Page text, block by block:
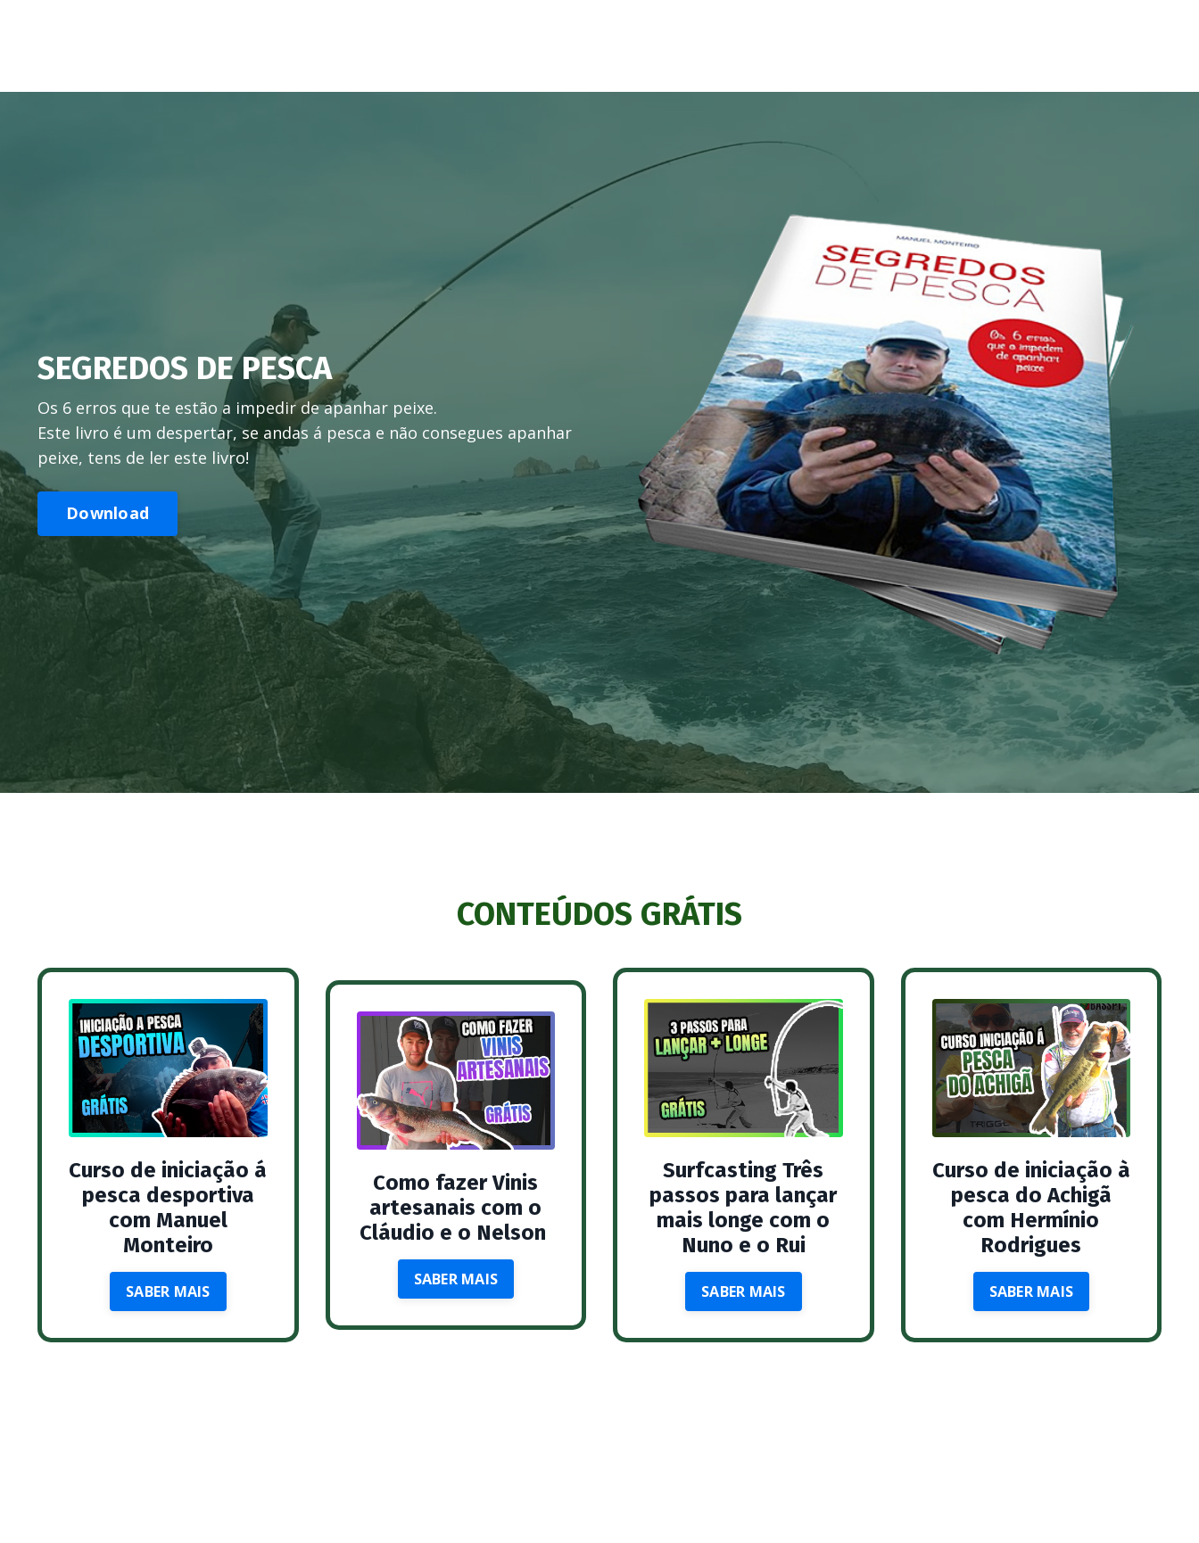
SEGREDOS DE PESCA
Os 6 erros que te estão a impedir de apanhar peixe.
Este livro é um despertar, se andas á pesca e não consegues apanhar
peixe, tens de ler este livro!
Download
CONTEÚDOS GRÁTIS
Curso de iniciação á
pesca desportiva
com Manuel
Monteiro
SABER MAIS
Como fazer Vinis
artesanais com o
Cláudio e o Nelson
SABER MAIS
Surfcasting Três
passos para lançar
mais longe com o
Nuno e o Rui
SABER MAIS
Curso de iniciação à
pesca do Achigã
com Hermínio
Rodrigues
SABER MAIS